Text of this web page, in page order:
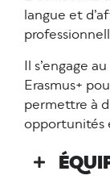
langue et
Il s’engage
Erasmus+
permettre à
opportunités